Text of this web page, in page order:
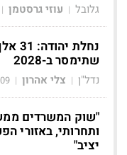
גלובל | עוזי גרסטמן |
שתימסר ב-2028
נדל"ן | צלי אהרון |
"שוק המשרדים
ותחרותי, באזורי
יציב"